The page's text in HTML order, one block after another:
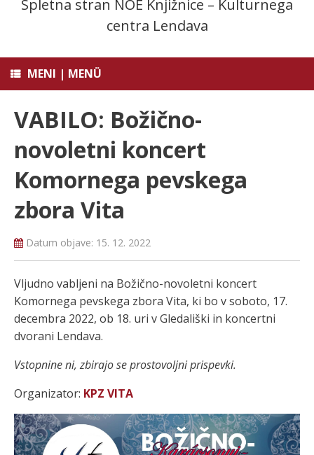
Spletna stran NOE Knjižnice – Kulturnega
centra Lendava
MENI | MENÜ
VABILO: Božično-
novoletni koncert
Komornega pevskega
zbora Vita
Datum objave: 15. 12. 2022
Vljudno vabljeni na Božično-novoletni koncert
Komornega pevskega zbora Vita, ki bo v soboto, 17.
decembra 2022, ob 18. uri v Gledališki in koncertni
dvorani Lendava.
Vstopnine ni, zbirajo se prostovoljni prispevki.
Organizator: KPZ VITA